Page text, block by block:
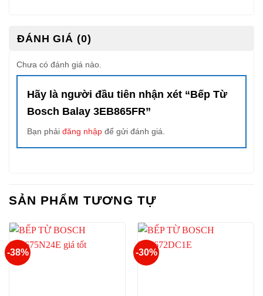
ĐÁNH GIÁ (0)
Chưa có đánh giá nào.
Hãy là người đầu tiên nhận xét “Bếp Từ
Bosch Balay 3EB865FR”
Bạn phải đăng nhập để gửi đánh giá.
SẢN PHẨM TƯƠNG TỰ
-38% -30%